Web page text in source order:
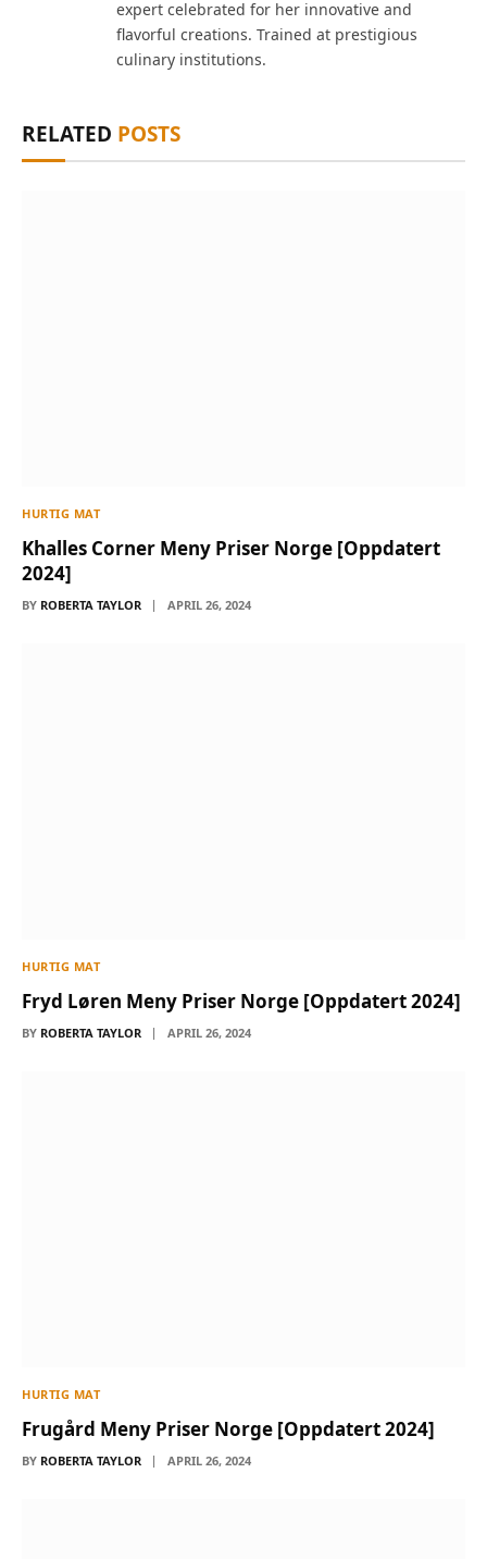
expert celebrated for her innovative and
flavorful creations. Trained at prestigious
culinary institutions.
RELATED POSTS
HURTIG MAT
Khalles Corner Meny Priser Norge [Oppdatert
2024]
BY ROBERTA TAYLOR APRIL 26, 2024
HURTIG MAT
Fryd Løren Meny Priser Norge [Oppdatert 2024]
BY ROBERTA TAYLOR APRIL 26, 2024
HURTIG MAT
Frugård Meny Priser Norge [Oppdatert 2024]
BY ROBERTA TAYLOR APRIL 26, 2024